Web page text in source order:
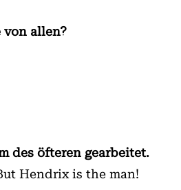
von allen?
des öfteren gearbeitet.
Hendrix is the man!